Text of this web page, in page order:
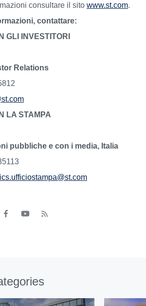
consultare il sito www.st.com.
contattare:
GLI INVESTITORI
Relations
LA STAMPA
pubbliche e con i media, Italia